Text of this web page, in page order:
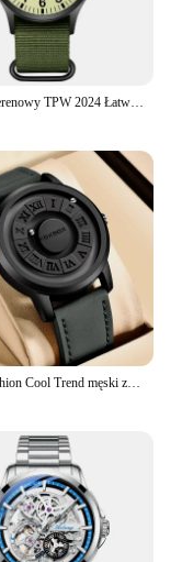
Zegarek terenowy TPW 2024 Łatwy do czytania pasek z tkaniny 24-godzinny wyświetlacz Mechanizm kwarcowy
LIGE Fashion Cool Trend męski zegarek FOXBOX marka kreatywne przewijane koraliki zegarki kwarcowe dla mężczyzn siła magnetyczna wodoodporny zegar